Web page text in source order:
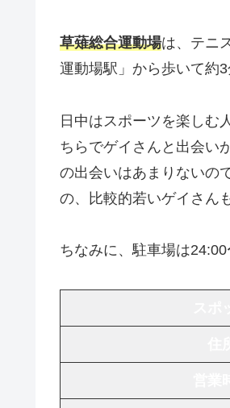
草薙総合運動場は、テニ
運動場駅」から歩いて約3
日中はスポーツを楽しむ
ちらでゲイさんと出会い
の出会いはあまりないの
の、比較的若いゲイさん
ちなみに、駐車場は